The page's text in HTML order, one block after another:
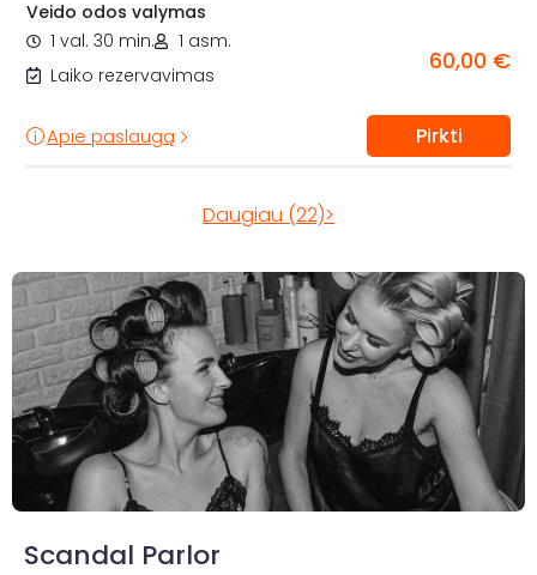
Veido odos valymas
1 val. 30 min.
1 asm.
Laiko rezervavimas
60,00 €
Apie paslaugą Pirkti
Daugiau (22)>
Scandal Parlor